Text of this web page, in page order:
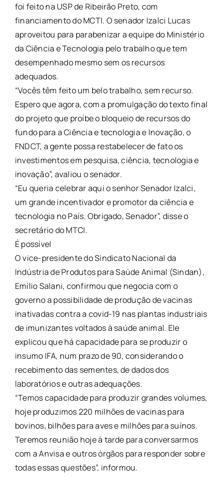
foi feito na USP de Ribeirão Preto, com
financiamento do MCTI. O senador Izalci Lucas
aproveitou para parabenizar a equipe do Ministério
da Ciência e Tecnologia pelo trabalho que tem
desempenhado mesmo sem os recursos
adequados.
“Vocês têm feito um belo trabalho, sem recurso.
Espero que agora, com a promulgação do texto final
do projeto que proíbe o bloqueio de recursos do
fundo para a Ciência e tecnologia e Inovação, o
FNDCT, a gente possa restabelecer de fato os
investimentos em pesquisa, ciência, tecnologia e
inovação”, avaliou o senador.
“Eu queria celebrar aqui o senhor Senador Izalci,
um grande incentivador e promotor da ciência e
tecnologia no País. Obrigado, Senador”, disse o
secretário do MTCI.
É possível
O vice-presidente do Sindicato Nacional da
Indústria de Produtos para Saúde Animal (Sindan),
Emílio Salani, confirmou que negocia com o
governo a possibilidade de produção de vacinas
inativadas contra a covid-19 nas plantas industriais
de imunizantes voltados à saúde animal. Ele
explicou que há capacidade para se produzir o
insumo IFA, num prazo de 90, considerando o
recebimento das sementes, de dados dos
laboratórios e outras adequações.
“Temos capacidade para produzir grandes volumes,
hoje produzimos 220 milhões de vacinas para
bovinos, bilhões para aves e milhões para suínos.
Teremos reunião hoje à tarde para conversarmos
com a Anvisa e outros órgãos para responder sobre
todas essas questões”, informou.